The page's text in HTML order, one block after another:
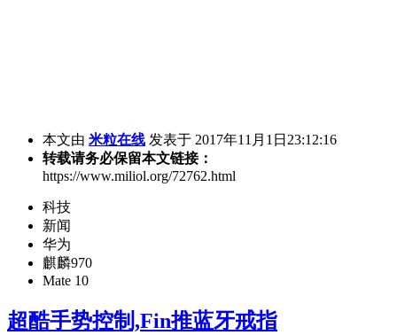
本文由 米粒在线 发表于 2017年11月1日23:12:16
转载请务必保留本文链接：
https://www.miliol.org/72762.html
科技
新闻
华为
麒麟970
Mate 10
超酷手势控制,Fin推蓝牙戒指